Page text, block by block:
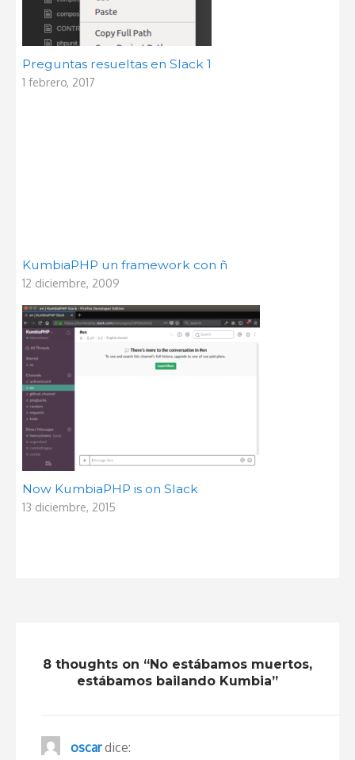
Preguntas resueltas en Slack 1
1 febrero, 2017
KumbiaPHP un framework con ñ
12 diciembre, 2009
Now KumbiaPHP is on Slack
13 diciembre, 2015
8 thoughts on “No estábamos muertos,
estábamos bailando Kumbia”
oscar dice: